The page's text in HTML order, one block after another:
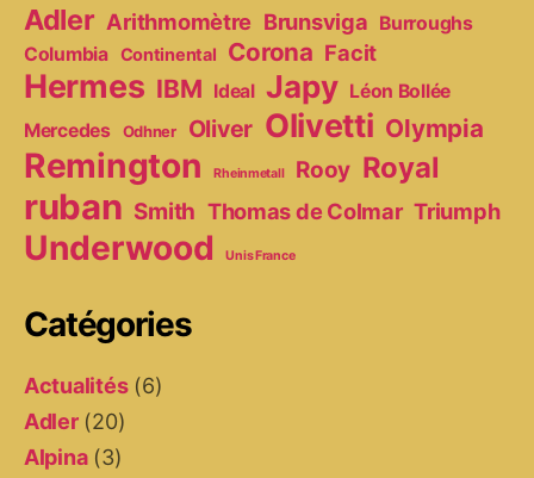
Adler Arithmomètre Brunsviga Burroughs
Columbia Continental Corona Facit
Hermes IBM Ideal Japy Léon Bollée
Mercedes
Odhner Oliver Olivetti Olympia
Remington Rheinmetall Rooy Royal
ruban Smith Thomas de Colmar Triumph
Underwood Unis France
Catégories
Actualités(6)
Adler(20)
Alpina(3)